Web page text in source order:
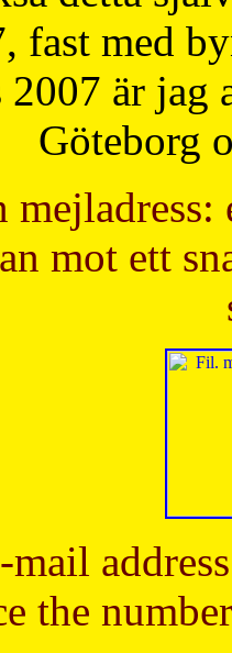
fast med
2007 är
Göteborg
mejladress:
mot ett
the